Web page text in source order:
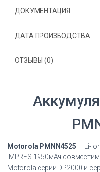
ДОКУМЕНТАЦИЯ
ДАТА ПРОИЗВОДСТВА
ОТЗЫВЫ (0)
Motorola PMNN4525 — Li-
IMPRES 1950мАч
Motorola серии DP2000 и